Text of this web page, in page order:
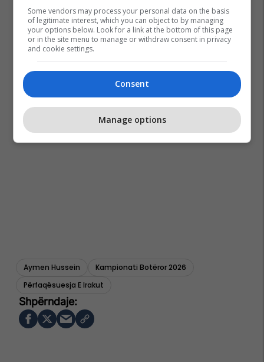
Aymen Hussein
Kampionati Botëror 2026
Përfaqësuesja E Irakut
Some vendors may process your personal data on the basis
of legitimate interest, which you can object to by managing
your options below. Look for a link at the bottom of this page
or in the site menu to manage or withdraw consent in privacy
and cookie settings.
Consent
Manage options